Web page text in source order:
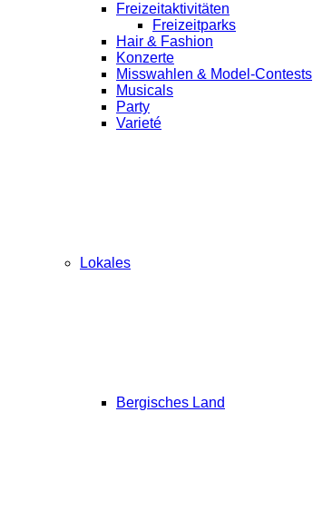
Freizeitaktivitäten
Freizeitparks
Hair & Fashion
Konzerte
Misswahlen & Model-Contests
Musicals
Party
Varieté
Lokales
Bergisches Land